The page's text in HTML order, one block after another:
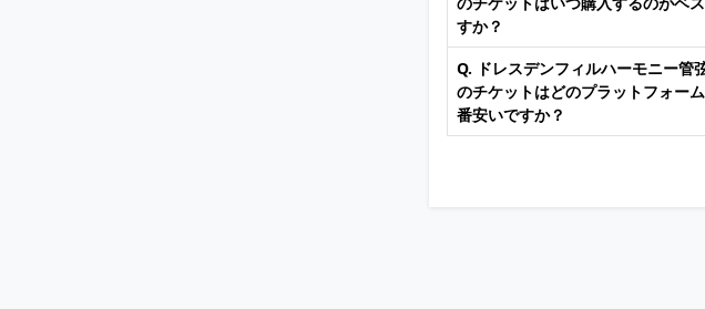
すか？
Q. ドレスデンフィルハーモニー管
のチケットはどのプラットフォー
番安いですか？